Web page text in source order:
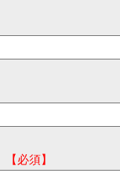
【必須】